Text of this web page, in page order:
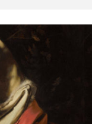
Związku